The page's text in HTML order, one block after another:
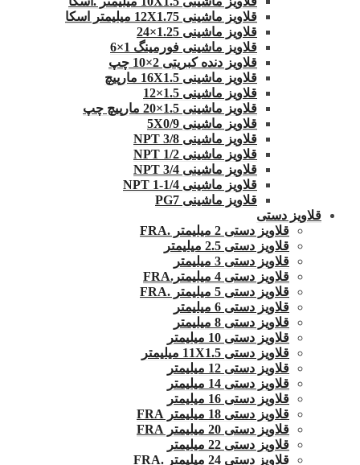
قلاویز ماشینی 12X1.75 میلیمتر اسکا
قلاویز ماشینی 1.25×24
قلاویز ماشینی فورمینگ 1×6
قلاویز دنده کبریتی 2×10 چپ
قلاویز ماشینی 16X1.5 مارپیچ
قلاویز ماشینی 1.5×12
قلاویز ماشینی 1.5×20 مارپیچ چپ
قلاویز ماشینی 5X0/9
قلاویز ماشینی 3/8 NPT
قلاویز ماشینی 1/2 NPT
قلاویز ماشینی 3/4 NPT
قلاویز ماشینی 1/4-1 NPT
قلاویز ماشینی PG7
قلاویز دستی
قلاویز دستی 2 میلیمتر .FRA
قلاویز دستی 2.5 میلیمتر
قلاویز دستی 3 میلیمتر
قلاویز دستی 4 میلیمتر.FRA
قلاویز دستی 5 میلیمتر .FRA
قلاویز دستی 6 میلیمتر
قلاویز دستی 8 میلیمتر
قلاویز دستی 10 میلیمتر
قلاویز دستی 11X1.5 میلیمتر
قلاویز دستی 12 میلیمتر
قلاویز دستی 14 میلیمتر
قلاویز دستی 16 میلیمتر
قلاویز دستی 18 میلیمتر FRA
قلاویز دستی 20 میلیمتر FRA
قلاویز دستی 22 میلیمتر
قلاویز دستی 24 میلیمتر .FRA